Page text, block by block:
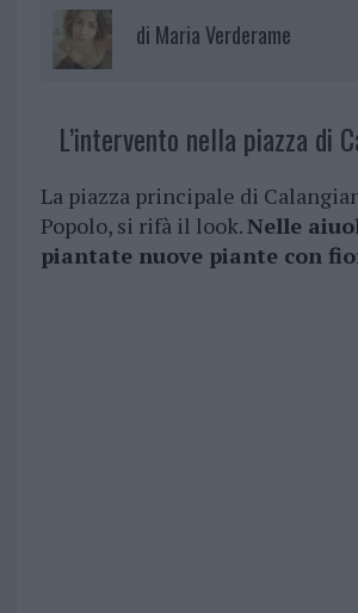
di Maria Verderame
L’intervento nella piazza di
La piazza principale di
Popolo, si rifà il look.Nelle
piantate nuove piante con